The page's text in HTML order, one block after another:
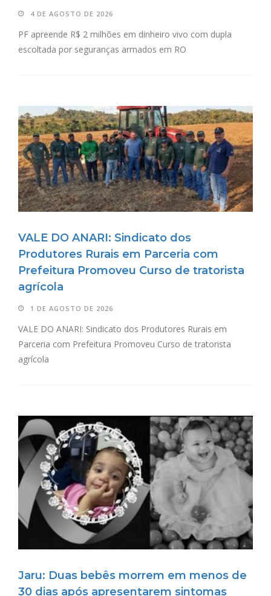
4 DE AGOSTO DE 2026
PF apreende R$ 2 milhões em dinheiro vivo com dupla
escoltada por seguranças armados em RO
VALE DO ANARI: Sindicato dos
Produtores Rurais em Parceria com
Prefeitura Promoveu Curso de tratorista
agrícola
1 DE AGOSTO DE 2026
VALE DO ANARI: Sindicato dos Produtores Rurais em
Parceria com Prefeitura Promoveu Curso de tratorista
agrícola
Jaru: Duas bebês morrem em menos de
30 dias após apresentarem sintomas